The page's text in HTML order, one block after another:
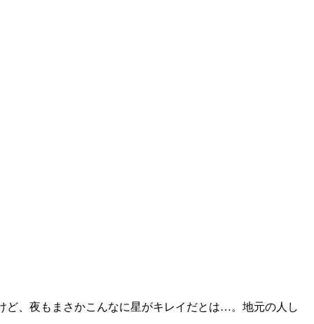
ど、夜もまさかこんなに星がキレイだとは…。地元の人し